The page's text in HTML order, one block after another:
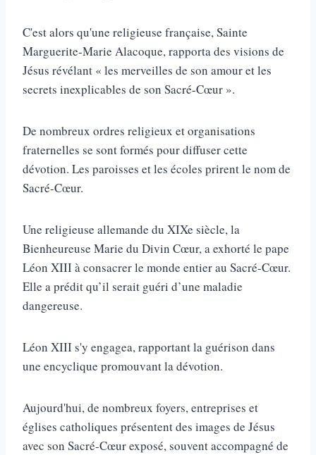
C'est alors qu'une religieuse française, Sainte
Marguerite-Marie Alacoque, rapporta des visions de
Jésus révélant « les merveilles de son amour et les
secrets inexplicables de son Sacré-Cœur ».
De nombreux ordres religieux et organisations
fraternelles se sont formés pour diffuser cette
dévotion. Les paroisses et les écoles prirent le nom de
Sacré-Cœur.
Une religieuse allemande du XIXe siècle, la
Bienheureuse Marie du Divin Cœur, a exhorté le pape
Léon XIII à consacrer le monde entier au Sacré-Cœur.
Elle a prédit qu’il serait guéri d’une maladie
dangereuse.
Léon XIII s'y engagea, rapportant la guérison dans
une encyclique promouvant la dévotion.
Aujourd'hui, de nombreux foyers, entreprises et
églises catholiques présentent des images de Jésus
avec son Sacré-Cœur exposé, souvent accompagné de